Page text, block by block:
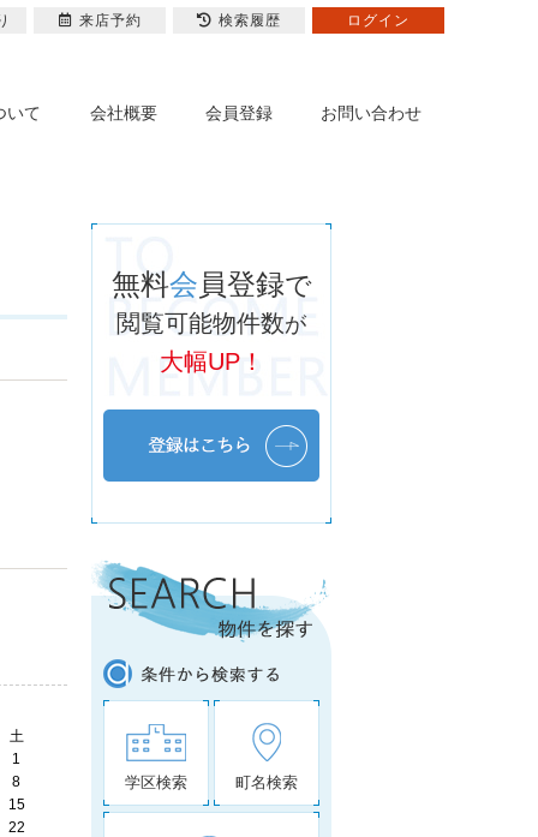
いて 会社概要 会員登録 お問い合わせ
土
1
8
15
22
無料会員登録で
閲覧可能物件数が
大幅UP！
学区検索 町名検索
来店予約 検索履歴 ログイン